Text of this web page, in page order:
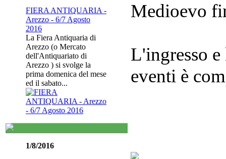
FIERA ANTIQUARIA -
Arezzo - 6/7 Agosto
2016
La Fiera Antiquaria di
Arezzo (o Mercato
dell'Antiquariato di
Arezzo ) si svolge la
prima domenica del mese
ed il sabato...
1/8/2016
Medioevo
L'ingresso
eventi è